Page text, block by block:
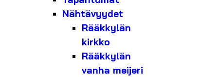
Nähtävyydet
Rääkkylän
kirkko
Rääkkylän
vanha meijeri